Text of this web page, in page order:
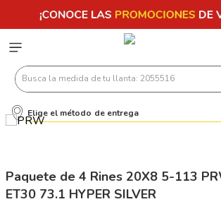
Busca la medida de tu llanta: 2055516
Elige el método de entrega
Paquete de 4 Rines 20X8 5-113
ET30 73.1 HYPER SILVER
Términos